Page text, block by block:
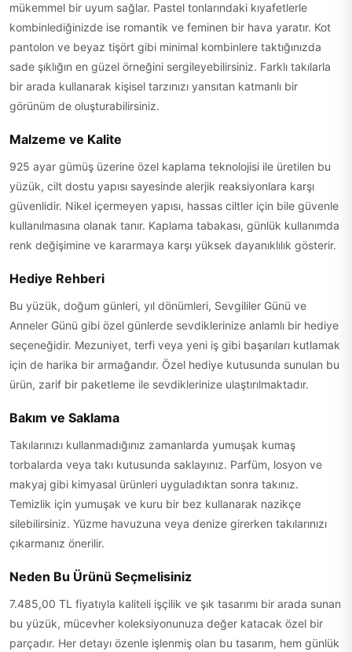
mükemmel bir uyum sağlar. Pastel tonlarındaki kıyafetlerle
kombinlediğinizde ise romantik ve feminen bir hava yaratır. Kot
pantolon ve beyaz tişört gibi minimal kombinlere taktığınızda
sade şıklığın en güzel örneğini sergileyebilirsiniz. Farklı takılarla
bir arada kullanarak kişisel tarzınızı yansıtan katmanlı bir
görünüm de oluşturabilirsiniz.
Malzeme ve Kalite
925 ayar gümüş üzerine özel kaplama teknolojisi ile üretilen bu
yüzük, cilt dostu yapısı sayesinde alerjik reaksiyonlara karşı
güvenlidir. Nikel içermeyen yapısı, hassas ciltler için bile güvenle
kullanılmasına olanak tanır. Kaplama tabakası, günlük kullanımda
renk değişimine ve kararmaya karşı yüksek dayanıklılık gösterir.
Hediye Rehberi
Bu yüzük, doğum günleri, yıl dönümleri, Sevgililer Günü ve
Anneler Günü gibi özel günlerde sevdiklerinize anlamlı bir hediye
seçeneğidir. Mezuniyet, terfi veya yeni iş gibi başarıları kutlamak
için de harika bir armağandır. Özel hediye kutusunda sunulan bu
ürün, zarif bir paketleme ile sevdiklerinize ulaştırılmaktadır.
Bakım ve Saklama
Takılarınızı kullanmadığınız zamanlarda yumuşak kumaş
torbalarda veya takı kutusunda saklayınız. Parfüm, losyon ve
makyaj gibi kimyasal ürünleri uyguladıktan sonra takınız.
Temizlik için yumuşak ve kuru bir bez kullanarak nazikçe
silebilirsiniz. Yüzme havuzuna veya denize girerken takılarınızı
çıkarmanız önerilir.
Neden Bu Ürünü Seçmelisiniz
7.485,00 TL fiyatıyla kaliteli işçilik ve şık tasarımı bir arada sunan
bu yüzük, mücevher koleksiyonunuza değer katacak özel bir
parçadır. Her detayı özenle işlenmiş olan bu tasarım, hem günlük